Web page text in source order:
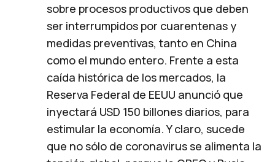
sobre procesos productivos que deben
ser interrumpidos por cuarentenas y
medidas preventivas, tanto en China
como el mundo entero. Frente a esta
caída histórica de los mercados, la
Reserva Federal de EEUU anunció que
inyectará USD 150 billones diarios, para
estimular la economía. Y claro, sucede
que no sólo de coronavirus se alimenta la